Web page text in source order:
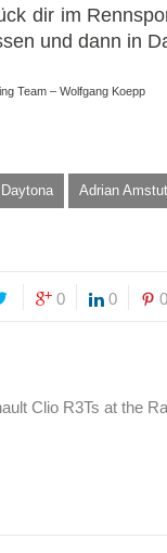
dir im
und dann in
Team – Wolfgang Koepp
Adrian
0 0 0
Clio R3Ts at the